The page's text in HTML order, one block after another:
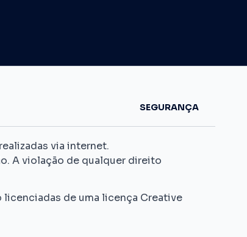
SEGURANÇA
via internet.
A violação de qualquer direito
de uma licença Creative